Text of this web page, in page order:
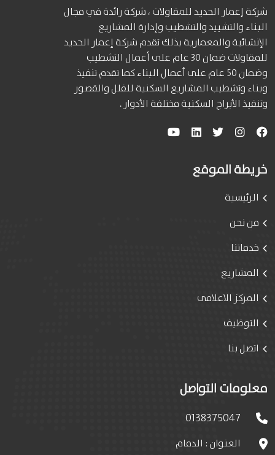
شركة إعمار الحديد للمقاولات ، شركة رائدة في مجال
البناء والتشييد والتشطيب وإدارة المشاريع
الإنشائية والمعمارية بذلك تقدم شركة إعمار الحديد
للمقاولات ضمان 30 عام على أعمال التشطيب
وضمان 50 عام على أعمال البناء كما تقدم تنفيذ
وبناء وتشطيب المشاريع السكنية للفلل والقصور
وتنفيذ الأبراج السكنية مختلفة الأدوار .
خريطة الموقع
الرئيسية
من نحن
خدماتنا
المشاريع
المركز الاعلامى
التوظيف
اتصل بنا
معلومات التواصل
0138375047
العنوان : الدمام